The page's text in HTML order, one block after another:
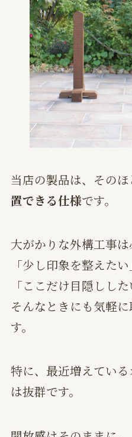
当店の製品は、その
置できる仕様です。
大がかりな外構工事は
「少し印象を整えたい
「ここだけ目隠しした
そんなときにも気軽
す。
特に、最近増えてい
は抜群です。